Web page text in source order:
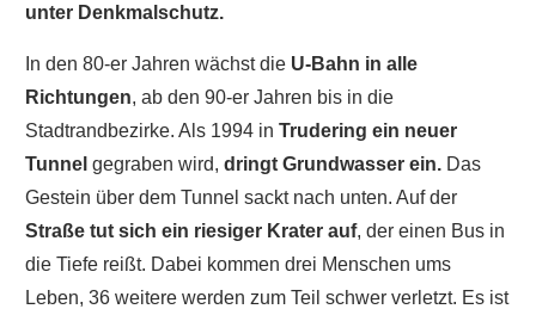
unter Denkmalschutz.
In den 80-er Jahren wächst die U-Bahn in alle
Richtungen, ab den 90-er Jahren bis in die
Stadtrandbezirke. Als 1994 in Trudering ein neuer
Tunnel gegraben wird, dringt Grundwasser ein. Das
Gestein über dem Tunnel sackt nach unten. Auf der
Straße tut sich ein riesiger Krater auf, der einen Bus in
die Tiefe reißt. Dabei kommen drei Menschen ums
Leben, 36 weitere werden zum Teil schwer verletzt. Es ist